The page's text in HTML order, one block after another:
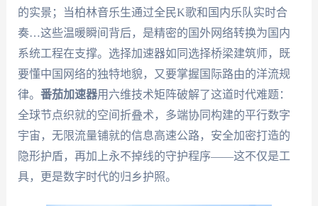
的实景；当柏林音乐生通过全民K歌和国内乐队实时合
奏…这些温暖瞬间背后，是精密的国外网络转换为国内
系统工程在支撑。选择加速器如同选择桥梁建筑师，既
要懂中国网络的独特地貌，又要掌握国际路由的洋流规
律。 番茄加速器用六维技术矩阵破解了这道时代难题：
全球节点织就的空间折叠术，多端协同构建的平行数字
宇宙，无限流量铺就的信息高速公路，安全加密打造的
隐形护盾，再加上永不掉线的守护程序——这不仅是工
具，更是数字时代的归乡护照。